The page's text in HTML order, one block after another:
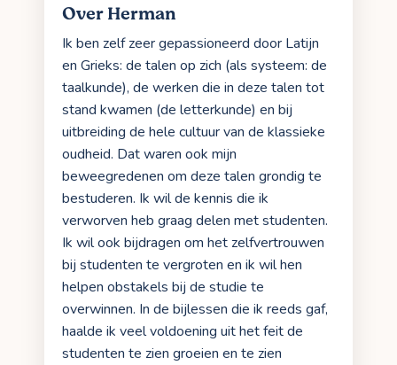
Over Herman
Ik ben zelf zeer gepassioneerd door Latijn
en Grieks: de talen op zich (als systeem: de
taalkunde), de werken die in deze talen tot
stand kwamen (de letterkunde) en bij
uitbreiding de hele cultuur van de klassieke
oudheid. Dat waren ook mijn
beweegredenen om deze talen grondig te
bestuderen. Ik wil de kennis die ik
verworven heb graag delen met studenten.
Ik wil ook bijdragen om het zelfvertrouwen
bij studenten te vergroten en ik wil hen
helpen obstakels bij de studie te
overwinnen. In de bijlessen die ik reeds gaf,
haalde ik veel voldoening uit het feit de
studenten te zien groeien en te zien